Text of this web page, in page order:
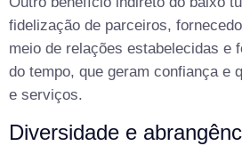
fidelização de parceiros,
meio de relações estabelecidas e
do tempo, que geram confiança e
e serviços.
Diversidade e